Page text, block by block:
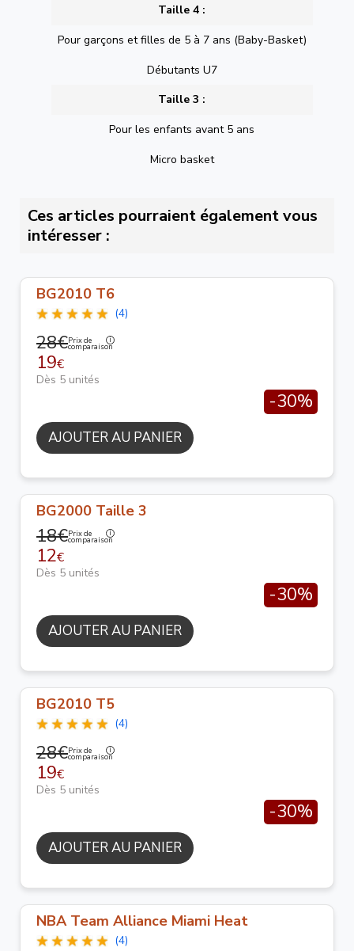
Taille 4 :
Pour garçons et filles de 5 à 7 ans (Baby-Basket)
Débutants U7
Taille 3 :
Pour les enfants avant 5 ans
Micro basket
Ces articles pourraient également vous
intéresser :
BG2010 T6
(4)
28€Prix de
comparaison
19€
Dès 5 unités
-30%
AJOUTER AU PANIER
BG2000 Taille 3
18€Prix de
comparaison
12€
Dès 5 unités
-30%
AJOUTER AU PANIER
BG2010 T5
(4)
28€Prix de
comparaison
19€
Dès 5 unités
-30%
AJOUTER AU PANIER
NBA Team Alliance Miami Heat
(4)